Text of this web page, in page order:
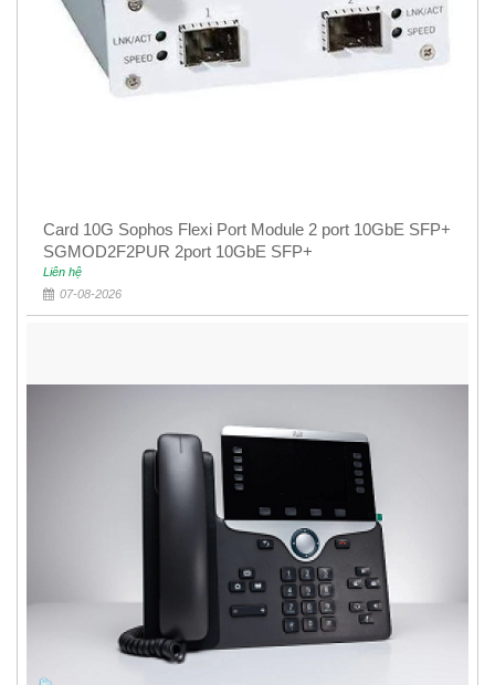
Card 10G Sophos Flexi Port Module 2 port 10GbE SFP+
SGMOD2F2PUR 2port 10GbE SFP+
Liên hệ
07-08-2026